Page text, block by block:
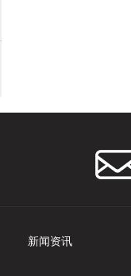
新闻资讯